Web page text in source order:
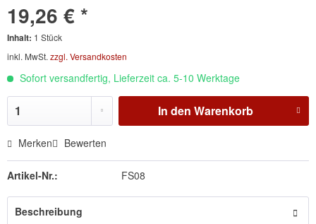
19,26 € *
Inhalt: 1 Stück
inkl. MwSt. zzgl. Versandkosten
Sofort versandfertig, Lieferzeit ca. 5-10 Werktage
In den Warenkorb
Merken Bewerten
Artikel-Nr.: FS08
Beschreibung